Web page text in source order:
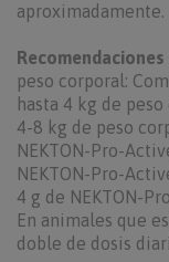
aproximadamente.
peso corporal:
hasta 4 kg de
4-8 kg de peso
NEKTON-Pro-
NEKTON-Pro-
4 g de NEKTON-
En animales que
doble de dosis